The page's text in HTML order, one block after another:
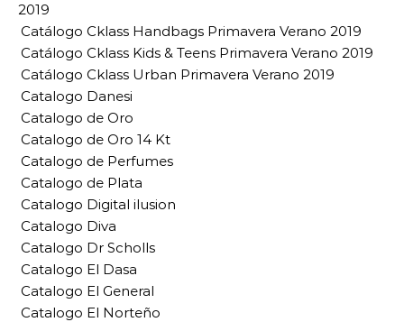
2019
Catálogo Cklass Handbags Primavera Verano 2019
Catálogo Cklass Kids & Teens Primavera Verano 2019
Catálogo Cklass Urban Primavera Verano 2019
Catalogo Danesi
Catalogo de Oro
Catalogo de Oro 14 Kt
Catalogo de Perfumes
Catalogo de Plata
Catalogo Digital ilusion
Catalogo Diva
Catalogo Dr Scholls
Catalogo El Dasa
Catalogo El General
Catalogo El Norteño